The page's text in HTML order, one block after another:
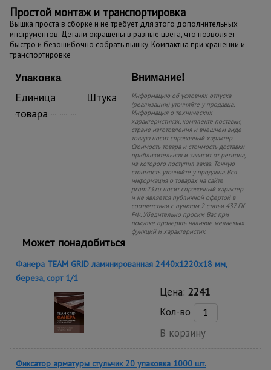
Простой монтаж и транспортировка
Вышка проста в сборке и не требует для этого дополнительных
инструментов. Детали окрашены в разные цвета, что позволяет
быстро и безошибочно собрать вышку. Компактна при хранении и
транспортировке
Упаковка
Единица
товара
Штука
Внимание!
Информацию об условиях отпуска
(реализации) уточняйте у продавца.
Информация о технических
характеристиках, комплекте поставки,
стране изготовления и внешнем виде
товара носит справочный характер.
Стоимость товара и стоимость доставки
приблизительная и зависит от региона,
из которого поступил заказ. Точную
стоимость уточняйте у продавца. Вся
информация о товарах на сайте
prom23.ru носит справочный характер
и не является публичной офертой в
соответствии с пунктом 2 статьи 437 ГК
РФ. Убедительно просим Вас при
покупке проверять наличие желаемых
функций и характеристик.
Может понадобиться
Фанера TEAM GRID ламинированная 2440х1220х18 мм,
береза, сорт 1/1
Цена: 2241
Кол-во
В корзину
Фиксатор арматуры стульчик 20 упаковка 1000 шт.